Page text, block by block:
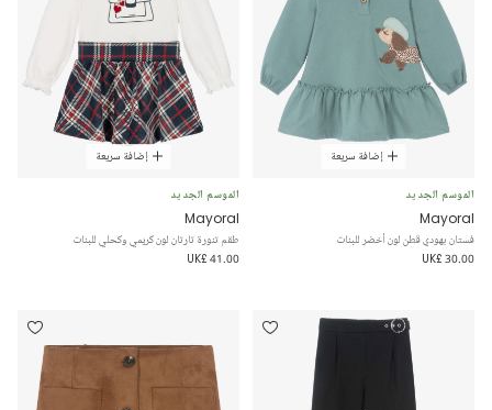
إضافة سريعة
الموسم الجديد
Mayoral
فستان بهودي قطن لون أخضر للبنات
UK£ 30.00
إضافة سريعة
الموسم الجديد
Mayoral
طقم تنورة تارتان لون كريمي وكحلي للبنات
UK£ 41.00